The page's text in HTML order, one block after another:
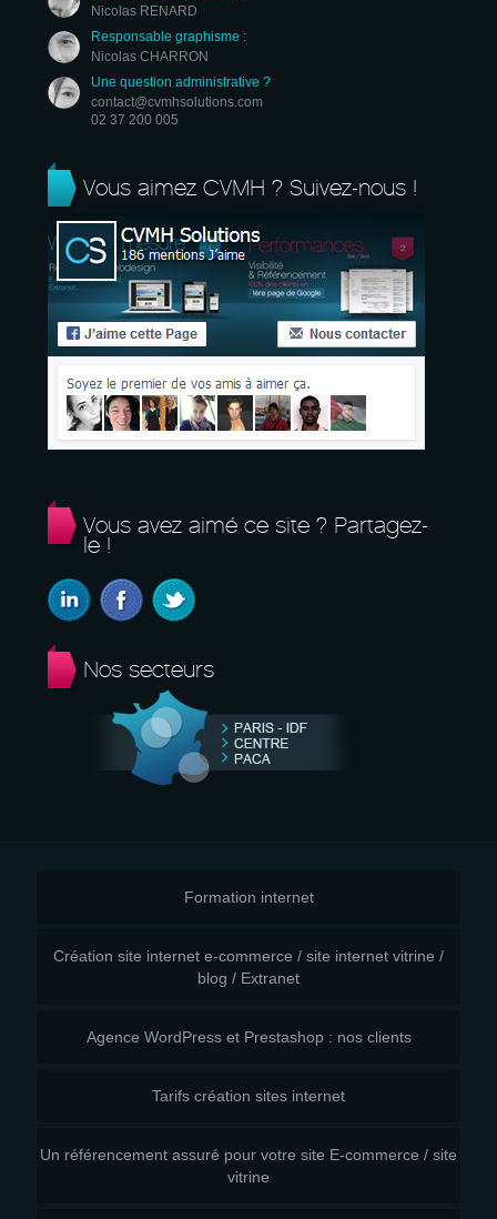
Nicolas RENARD
Responsable graphisme :
Nicolas CHARRON
Une question administrative ?
contact@cvmhsolutions.com
02 37 200 005
Vous aimez CVMH ? Suivez-nous !
Vous avez aimé ce site ? Partagez-
le !
Nos secteurs
Formation internet
Création site internet e-commerce / site internet vitrine /
blog / Extranet
Agence WordPress et Prestashop : nos clients
Tarifs création sites internet
Un référencement assuré pour votre site E-commerce / site
vitrine